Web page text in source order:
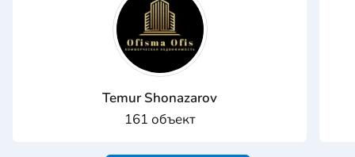
Temur Shonazarov
161 объект